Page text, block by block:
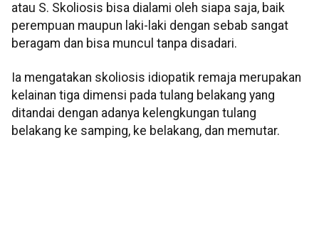
atau S. Skoliosis bisa dialami oleh siapa saja, baik
perempuan maupun laki-laki dengan sebab sangat
beragam dan bisa muncul tanpa disadari.
Ia mengatakan skoliosis idiopatik remaja merupakan
kelainan tiga dimensi pada tulang belakang yang
ditandai dengan adanya kelengkungan tulang
belakang ke samping, ke belakang, dan memutar.